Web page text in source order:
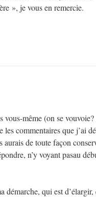
», je vous en remercie.
même (on se
commentaires que j’ai
de toute façon
n’y voyant pasau
démarche, qui est d’élargir,